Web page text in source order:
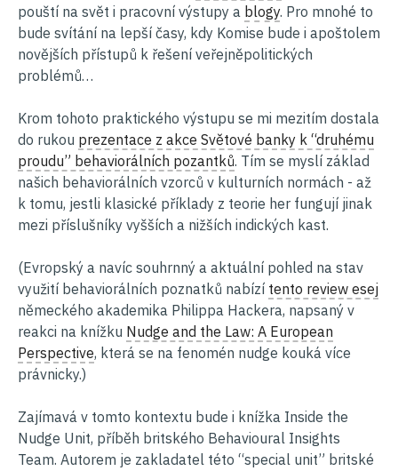
pouští na svět i pracovní výstupy a blogy. Pro mnohé to
bude svítání na lepší časy, kdy Komise bude i apoštolem
novějších přístupů k řešení veřejněpolitických
problémů…
Krom tohoto praktického výstupu se mi mezitím dostala
do rukou prezentace z akce Světové banky k “druhému
proudu” behaviorálních pozantků. Tím se myslí základ
našich behaviorálních vzorců v kulturních normách - až
k tomu, jestli klasické příklady z teorie her fungují jinak
mezi příslušníky vyšších a nižších indických kast.
(Evropský a navíc souhrnný a aktuální pohled na stav
využití behaviorálních poznatků nabízí tento review esej
německého akademika Philippa Hackera, napsaný v
reakci na knížku Nudge and the Law: A European
Perspective, která se na fenomén nudge kouká více
právnicky.)
Zajímavá v tomto kontextu bude i knížka Inside the
Nudge Unit, příběh britského Behavioural Insights
Team. Autorem je zakladatel této “special unit” britské